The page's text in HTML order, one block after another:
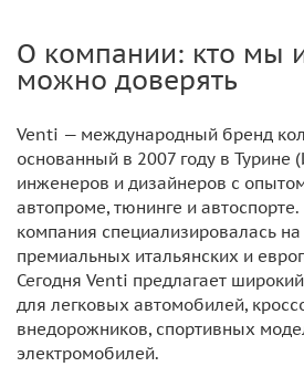
О компании: кто мы
можно доверять
Venti — международный бренд
основанный в 2007 году в Турине
инженеров и дизайнеров с
автопроме, тюнинге и
компания специализировалась
премиальных итальянских и
Сегодня Venti предлагает
для легковых автомобилей,
внедорожников, спортивных
электромобилей.